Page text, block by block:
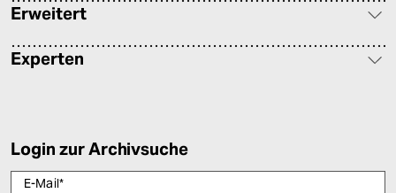
Erweitert
Experten
Login zur Archivsuche
E-Mail*